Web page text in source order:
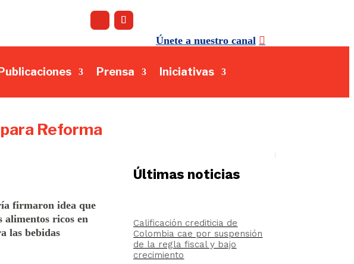
Únete a nuestro canal
Publicaciones Prensa Iniciativas
Reforma
firmaron idea que
alimentos ricos en
las bebidas
Últimas noticias
Calificación crediticia de
Colombia cae por suspensión
de la regla fiscal y bajo
crecimiento